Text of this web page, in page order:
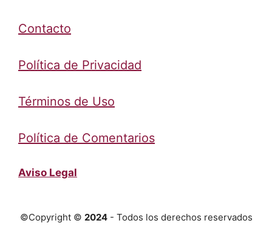
Contacto
Política de Privacidad
Términos de Uso
Política de Comentarios
Aviso Legal
©Copyright © 2024- Todos los derechos reservados